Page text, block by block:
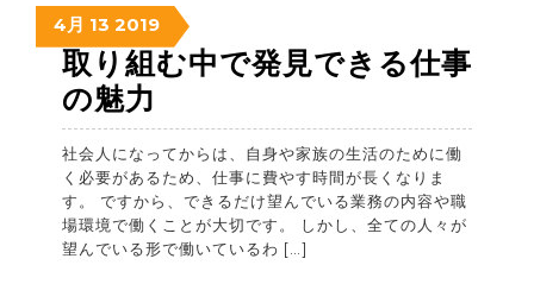
4月 13/04/2019
13 13/04/2019
201913/04/2019
取り組む中で発見できる仕事
の魅力
り
組
む
中
社会人になってからは、自身や家族の生活のために働
く必要があるため、仕事に費やす時間が長くなりま
す。 ですから、できるだけ望んでいる業務の内容や職
場環境で働くことが大切です。 しかし、全ての人々が
望んでいる形で働いているわ […]